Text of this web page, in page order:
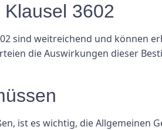
3602
sind weitreichend und können
die Auswirkungen dieser
ist es wichtig, die Allgemeinen